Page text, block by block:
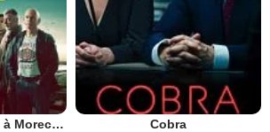
The Bay : Enquêtes à Morecambe Cobra